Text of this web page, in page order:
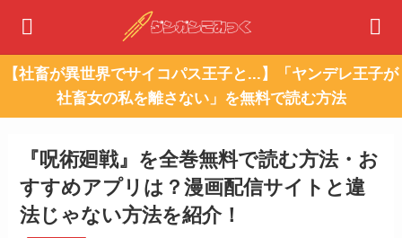
【社畜が異世界でサイコパス王子と...】「ヤンデレ王子が
社畜女の私を離さない」を無料で読む方法
『呪術廻戦』を全巻無料で読む方法・お
すすめアプリは？漫画配信サイトと違
法じゃない方法を紹介！